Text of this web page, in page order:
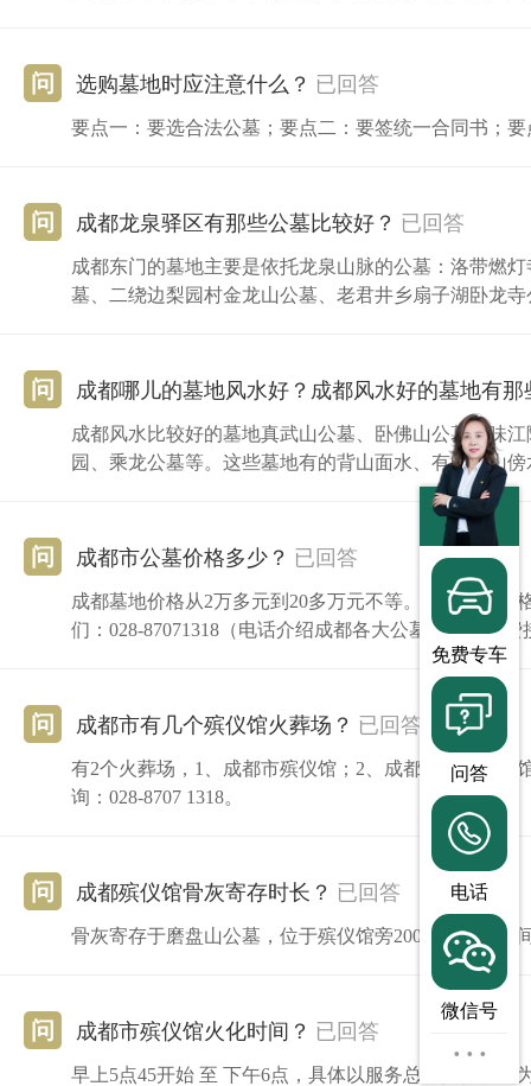
问 选购墓地时应注意什么？ 已回答
要点一：要选合法公墓；要点二：要签统一合同书；
问 成都龙泉驿区有那些公墓比较好？ 已回答
成都东门的墓地主要是依托龙泉山脉的公墓：洛带燃
墓、二绕边梨园村金龙山公墓、老君井乡扇子湖卧龙
问 成都哪儿的墓地风水好？成都风水好的墓地有那
成都风水比较好的墓地真武山公墓、卧佛山公墓、味
园、乘龙公墓等。这些墓地有的背山面水、有的依山
问 成都市公墓价格多少？ 已回答
成都墓地价格从2万多元到20多万元不等。影响墓地
们：028-87071318（电话介绍成都各大公墓、以及免
问 成都市有几个殡仪馆火葬场？ 已回答
有2个火葬场，1、成都市殡仪馆；2、成都市东郊殡
询：028-8707 1318。
问 成都殡仪馆骨灰寄存时长？ 已回答
骨灰寄存于磨盘山公墓，位于殡仪馆旁200米。寄存时
问 成都市殡仪馆火化时间？ 已回答
早上5点45开始 至 下午6点，具体以服务总台执行标准
免费专车
问答
电话
微信号
···